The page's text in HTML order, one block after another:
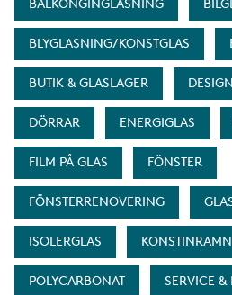
BALKONGINGLASNING
BLYGLASNING/KONSTGLAS
BUTIK & GLASLAGER
DÖRRAR ENERGIGLAS
FILM PÅ GLAS FÖNSTER
FÖNSTERRENOVERING
ISOLERGLAS
POLYCARBONAT SERVICE &